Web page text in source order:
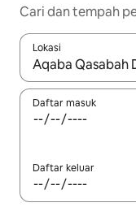
Cari dan tempah
Lokasi
Apabila hasil
Daftar masuk
Daftar keluar